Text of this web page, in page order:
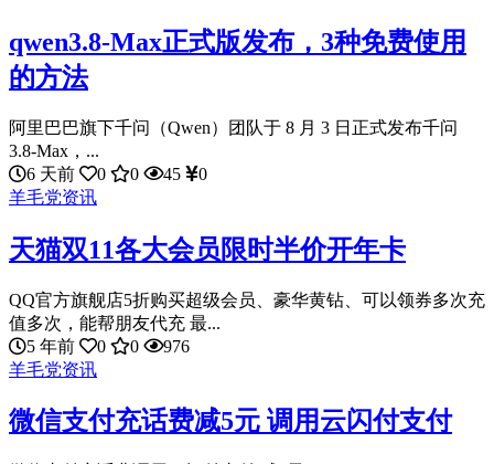
qwen3.8-Max正式版发布，3种免费使用
的方法
阿里巴巴旗下千问（Qwen）团队于 8 月 3 日正式发布千问
3.8-Max，...
6 天前
0 0 45
0
羊毛党资讯
天猫双11各大会员限时半价开年卡
QQ官方旗舰店5折购买超级会员、豪华黄钻、可以领券多次充
值多次，能帮朋友代充 最...
5 年前
0 0
976
羊毛党资讯
微信支付充话费减5元 调用云闪付支付